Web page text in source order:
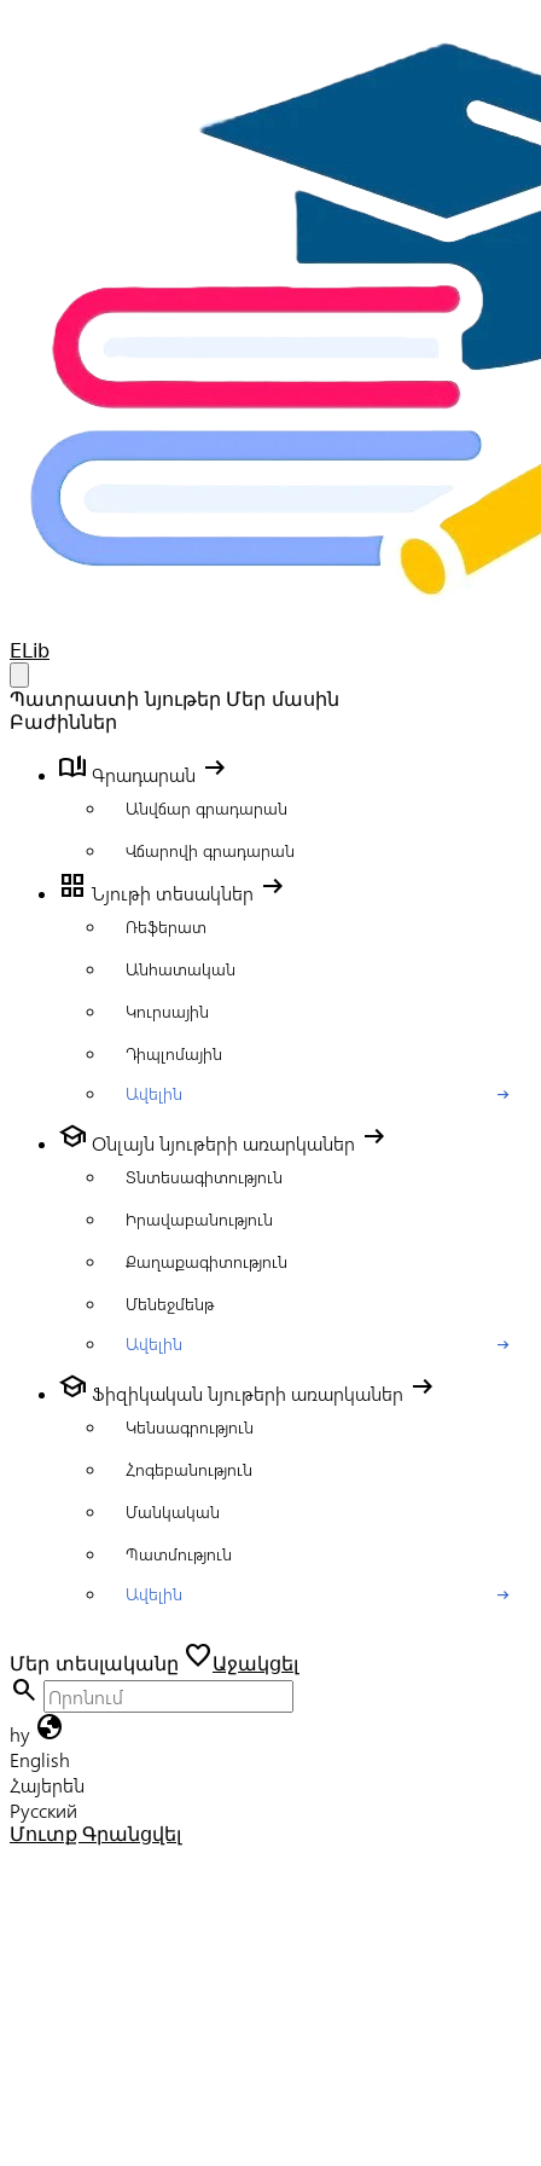
Your Company
ELib
Պատրաստի նյութեր Մեր մասին
Բաժիններ
book_ribbon Գրադարան arrow_right_alt
Անվճար գրադարան
Վճարովի գրադարան
grid_view Նյութի տեսակներ arrow_right_alt
Ռեֆերատ
Անհատական
Կուրսային
Դիպլոմային
Ավելին
arrow_right_alt
school Օնլայն նյութերի առարկաներ arrow_right_alt
Տնտեսագիտություն
Իրավաբանություն
Քաղաքագիտություն
Մենեջմենթ
Ավելին
arrow_right_alt
school Ֆիզիկական նյութերի առարկաներ arrow_right_alt
Կենսագրություն
Հոգեբանություն
Մանկական
Պատմություն
Ավելին
arrow_right_alt
Մեր տեսլականը favoriteԱջակցել
search
hy globe
English
Հայերեն
Русский
Մուտք Գրանցվել